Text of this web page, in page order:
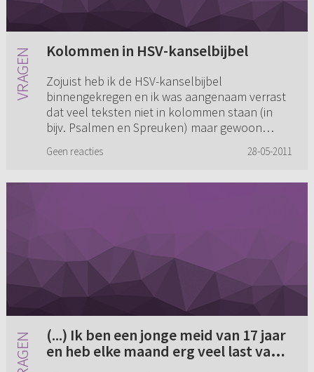
Kolommen in HSV-kanselbijbel
Zojuist heb ik de HSV-kanselbijbel
binnengekregen en ik was aangenaam verrast
dat veel teksten niet in kolommen staan (in
bijv. Psalmen en Spreuken) maar gewoon
Geen reacties 28-05-2011
(...) Ik ben een jonge meid van 17 jaar
en heb elke maand erg veel last van